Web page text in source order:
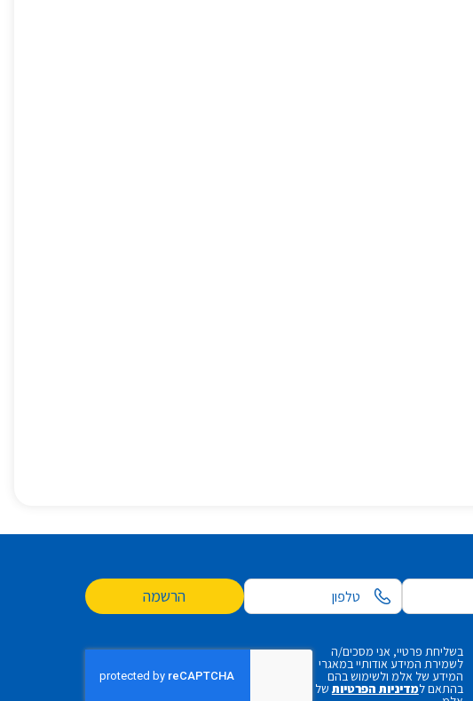
הרשמה
בשליחת פרטיי, אני מסכים/ה
לשמירת המידע אודותיי במאגרי
המידע של אלמ ולשימוש בהם
בהתאם למדיניות הפרטיות של